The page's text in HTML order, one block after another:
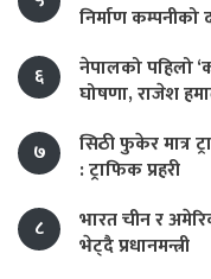
निर्माण कम्पनीको
६
नेपालको पहिलो
घोषणा, राजेश
७
सिठी फुकेर मात्र
: ट्राफिक प्रहरी
८
भारत चीन र
भेट्दै प्रधानमन्त्री